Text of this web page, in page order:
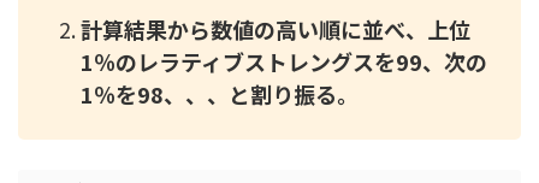
計算結果から数値の高い順に並べ、上位
1％のレラティブストレングスを99、次の
1％を98、、、と割り振る。